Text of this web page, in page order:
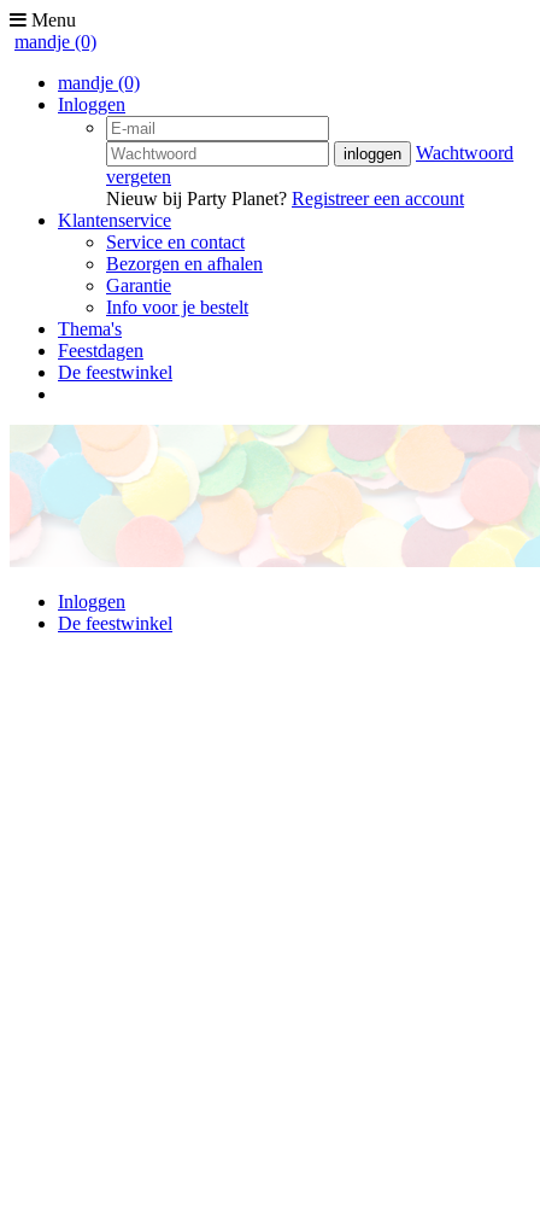
Menu
mandje (0)
mandje (0)
Inloggen
Wachtwoord
vergeten
Nieuw bij Party Planet? Registreer een account
Klantenservice
Service en contact
Bezorgen en afhalen
Garantie
Info voor je bestelt
Thema's
Feestdagen
De feestwinkel
Inloggen
De feestwinkel